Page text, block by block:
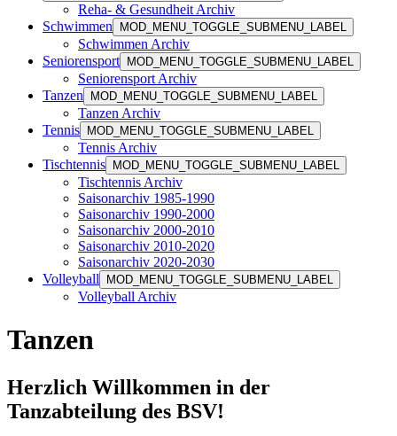
Reha- & Gesundheit Archiv
Schwimmen
MOD_MENU_TOGGLE_SUBMENU_LABEL
Schwimmen Archiv
Seniorensport
MOD_MENU_TOGGLE_SUBMENU_LABEL
Seniorensport Archiv
Tanzen
MOD_MENU_TOGGLE_SUBMENU_LABEL
Tanzen Archiv
Tennis
MOD_MENU_TOGGLE_SUBMENU_LABEL
Tennis Archiv
Tischtennis
MOD_MENU_TOGGLE_SUBMENU_LABEL
Tischtennis Archiv
Saisonarchiv 1985-1990
Saisonarchiv 1990-2000
Saisonarchiv 2000-2010
Saisonarchiv 2010-2020
Saisonarchiv 2020-2030
Volleyball
MOD_MENU_TOGGLE_SUBMENU_LABEL
Volleyball Archiv
Tanzen
Herzlich Willkommen in der
Tanzabteilung des BSV!